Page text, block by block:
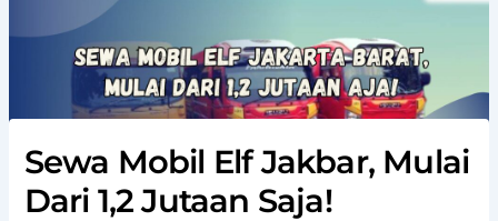
Sewa Mobil Elf Jakbar, Mulai
Dari 1,2 Jutaan Saja!